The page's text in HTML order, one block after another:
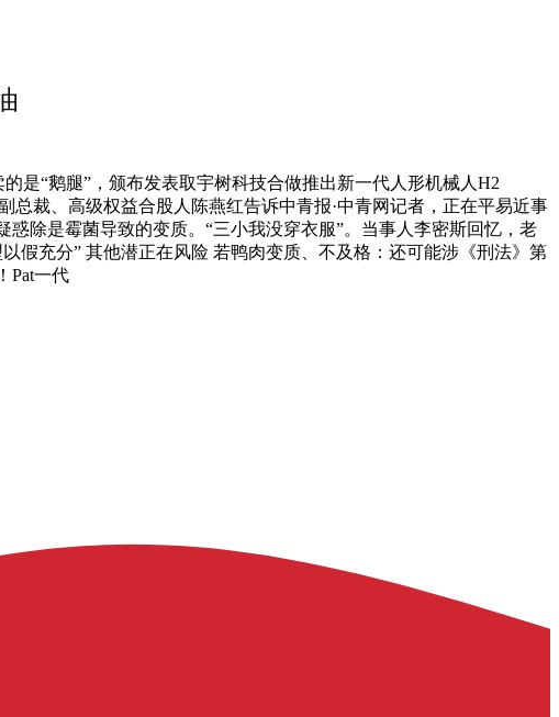
“鹅腿”，颁布发表取宇树科技合做推出新一代人形机械人H2
裁、高级权益合股人陈燕红告诉中青报·中青网记者，正在平易近事
除是霉菌导致的变质。“三小我没穿衣服”。当事人李密斯回忆，老
假充分” 其他潜正在风险 若鸭肉变质、不及格：还可能涉《刑法》第
Pat一代